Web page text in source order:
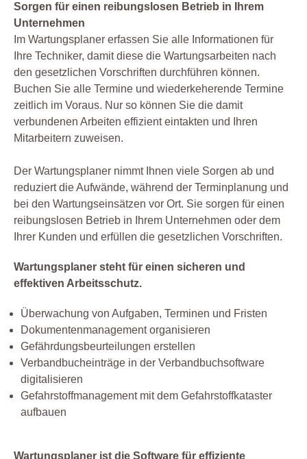
Sorgen für einen reibungslosen Betrieb in Ihrem
Unternehmen
Im Wartungsplaner erfassen Sie alle Informationen für
Ihre Techniker, damit diese die Wartungsarbeiten nach
den gesetzlichen Vorschriften durchführen können.
Buchen Sie alle Termine und wiederkeherende Termine
zeitlich im Voraus. Nur so können Sie die damit
verbundenen Arbeiten effizient eintakten und Ihren
Mitarbeitern zuweisen.
Der Wartungsplaner nimmt Ihnen viele Sorgen ab und
reduziert die Aufwände, während der Terminplanung und
bei den Wartungseinsätzen vor Ort. Sie sorgen für einen
reibungslosen Betrieb in Ihrem Unternehmen oder dem
Ihrer Kunden und erfüllen die gesetzlichen Vorschriften.
Wartungsplaner steht für einen sicheren und
effektiven Arbeitsschutz.
Überwachung von Aufgaben, Terminen und Fristen
Dokumentenmanagement organisieren
Gefährdungsbeurteilungen erstellen
Verbandbucheinträge in der Verbandbuchsoftware
digitalisieren
Gefahrstoffmanagement mit dem Gefahrstoffkataster
aufbauen
Wartungsplaner ist die Software für effiziente